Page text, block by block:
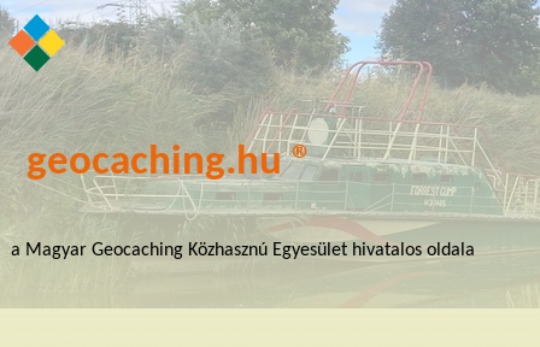
geocaching.hu ®
a Magyar Geocaching Közhasznú Egyesület hivatalos oldala